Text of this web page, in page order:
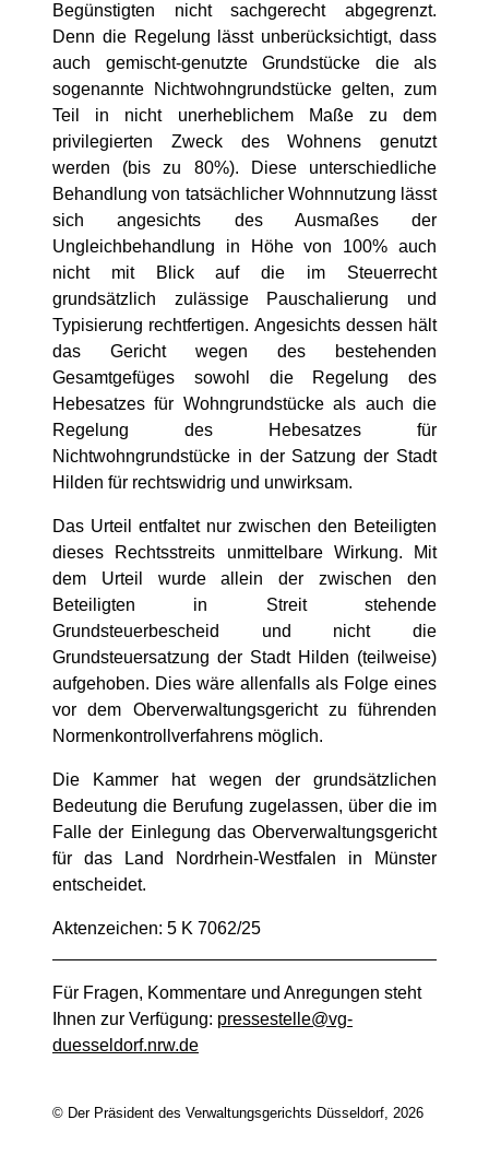
Begünstigten nicht sachgerecht abgegrenzt.
Denn die Regelung lässt unberücksichtigt, dass
auch gemischt-genutzte Grundstücke die als
sogenannte Nichtwohngrundstücke gelten, zum
Teil in nicht unerheblichem Maße zu dem
privilegierten Zweck des Wohnens genutzt
werden (bis zu 80%). Diese unterschiedliche
Behandlung von tatsächlicher Wohnnutzung lässt
sich angesichts des Ausmaßes der
Ungleichbehandlung in Höhe von 100% auch
nicht mit Blick auf die im Steuerrecht
grundsätzlich zulässige Pauschalierung und
Typisierung rechtfertigen. Angesichts dessen hält
das Gericht wegen des bestehenden
Gesamtgefüges sowohl die Regelung des
Hebesatzes für Wohngrundstücke als auch die
Regelung des Hebesatzes für
Nichtwohngrundstücke in der Satzung der Stadt
Hilden für rechtswidrig und unwirksam.
Das Urteil entfaltet nur zwischen den Beteiligten
dieses Rechtsstreits unmittelbare Wirkung. Mit
dem Urteil wurde allein der zwischen den
Beteiligten in Streit stehende
Grundsteuerbescheid und nicht die
Grundsteuersatzung der Stadt Hilden (teilweise)
aufgehoben. Dies wäre allenfalls als Folge eines
vor dem Oberverwaltungsgericht zu führenden
Normenkontrollverfahrens möglich.
Die Kammer hat wegen der grundsätzlichen
Bedeutung die Berufung zugelassen, über die im
Falle der Einlegung das Oberverwaltungsgericht
für das Land Nordrhein-Westfalen in Münster
entscheidet.
Aktenzeichen: 5 K 7062/25
Für Fragen, Kommentare und Anregungen steht
Ihnen zur Verfügung: pressestelle@vg-
duesseldorf.nrw.de
© Der Präsident des Verwaltungsgerichts Düsseldorf, 2026